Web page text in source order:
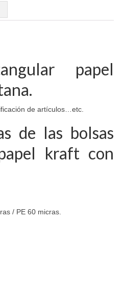
papel
de artículos…etc.
de las bolsas
kraft con
/ PE 60 micras.